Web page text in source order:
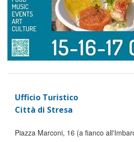
Ufficio Turistico
Città di Stresa
Piazza Marconi, 16 (a fianco